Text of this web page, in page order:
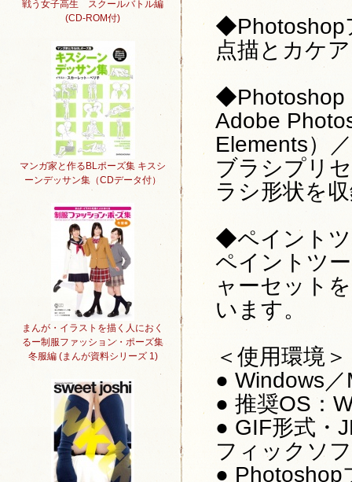
戦う女子高生 スクールバトル編
(CD-ROM付)
マンガ家と作るBLポーズ集 キスシ
ーンデッサン集（CDデータ付）
まんが・イラストを描く人におく
るー制服ファッション・ポーズ集
冬服編 (まんが資料シリーズ 1)
◆Photoshop
点描とカケ
◆Photoshop
Adobe
Elements）
ブラシプリ
ラシ形状を
◆ペイントツ
ペイントツ
ャーセット
います。
＜使用環境＞
● Windows
● 推奨OS：
● GIF形式・
フィックソ
● Photoshop